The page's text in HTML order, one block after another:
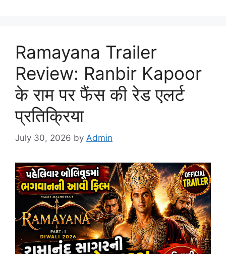
Ramayana Trailer
Review: Ranbir Kapoor
के राम पर फैंस की रेड एलर्ट
प्रतिक्रिया
July 30, 2026 by Admin